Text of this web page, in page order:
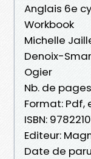
Anglais 6e
Workbook
Michelle
Denoix-
Ogier
Nb. de
Format: Pdf,
ISBN:
Editeur:
Date de